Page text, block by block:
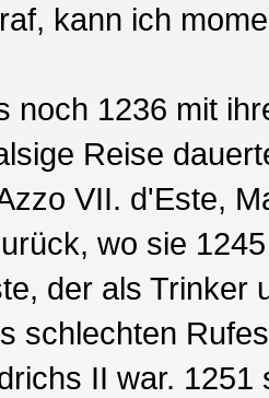
kann ich
noch 1236 mit
Reise
VII. d'Este,
wo sie
der als Trinker
schlechten
II war.